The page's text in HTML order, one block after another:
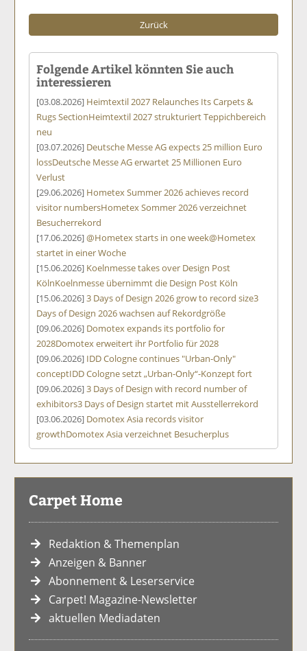
Zurück
Folgende Artikel könnten Sie auch
interessieren
[03.08.2026] Heimtextil 2027 Relaunches Its Carpets &
Rugs SectionHeimtextil 2027 strukturiert Teppichbereich
neu
[03.07.2026] Deutsche Messe AG expects 25 million Euro
lossDeutsche Messe AG erwartet 25 Millionen Euro
Verlust
[29.06.2026] Hometex Summer 2026 achieves record
visitor numbersHometex Sommer 2026 verzeichnet
Besucherrekord
[17.06.2026]@Hometex starts in one week@Hometex
startet in einer Woche
[15.06.2026] Koelnmesse takes over Design Post
KölnKoelnmesse übernimmt die Design Post Köln
[15.06.2026]3 Days of Design 2026 grow to record size3
Days of Design 2026 wachsen auf Rekordgröße
[09.06.2026] Domotex expands its portfolio for
2028Domotex erweitert ihr Portfolio für 2028
[09.06.2026] IDD Cologne continues "Urban-Only"
conceptIDD Cologne setzt „Urban-Only“-Konzept fort
[09.06.2026]3 Days of Design with record number of
exhibitors3 Days of Design startet mit Ausstellerrekord
[03.06.2026] Domotex Asia records visitor
growthDomotex Asia verzeichnet Besucherplus
Carpet Home
Redaktion & Themenplan
Anzeigen & Banner
Abonnement & Leserservice
Carpet! Magazine-Newsletter
aktuellen Mediadaten